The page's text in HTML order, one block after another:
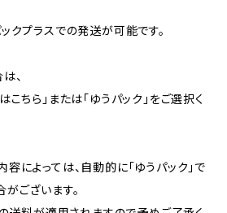
クプラスでの発送が可能です。
、
ちら」または「ゆうパック」をご選択く
によっては、自動的に「ゆうパック」で
ございます。